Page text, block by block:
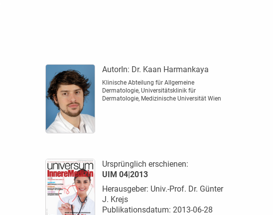
AutorIn: Dr. Kaan Harmankaya
Klinische Abteilung für Allgemeine
Dermatologie, Universitätsklinik für
Dermatologie, Medizinische Universität Wien
Ursprünglich erschienen:
UIM 04|2013
Herausgeber: Univ.-Prof. Dr. Günter
J. Krejs
Publikationsdatum: 2013-06-28